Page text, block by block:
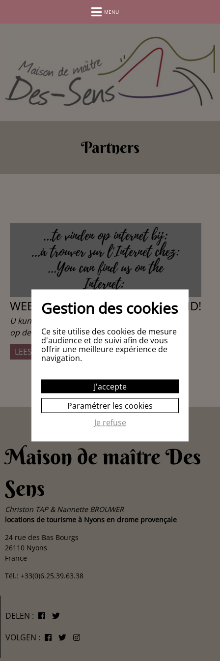
MENU
Partners
WEBSITES WAAR U ONS OOK VIND!
U kunt ons en vele
op de volgende websites:
LEES HET VERVOLG
Maison de maître Des
Sens
Christon TAP & Nannette BROUWER
locations de tourisme à Nyons en drome provençale
24 rue des Bas Bourgs
26110 Nyons
France
Tél.: +33(0)6.25.39.63.38
DELEN :
VOLGEN :
Gestion des cookies
Ce site utilise des cookies de mesure
d'audience et de suivi afin de vous
offrir une meilleure expérience de
navigation.
J'accepte
Paramétrer les cookies
Je refuse